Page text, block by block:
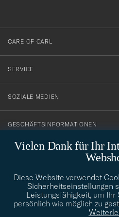
Vielen Dank für Ihr
Diese Website verwendet
Sicherheitseinstellungen
Leistungsfähigkeit, um Ihr
persönlich wie möglich zu
dig
till
vårt
nyhetsbrev!
CARE OF CARL
SERVICE
SOZIALE MEDIEN
GESCHÄFTSINFORMATIONEN
info@careofcarl.de
Benötigen Sie Hilfe bei der Suche
Wenden Sie sich an uns, wir helfen